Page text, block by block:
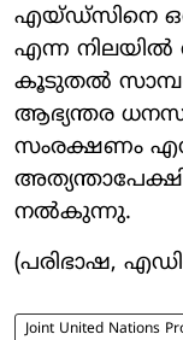
എയ്ഡ്സിനെ
എന്ന നിലയിൽ
കൂടുതൽ
ആഭ്യന്തര
സംരക്ഷണം
നൽകുന്നു.
(പരിഭാഷ,
Joint United Nations